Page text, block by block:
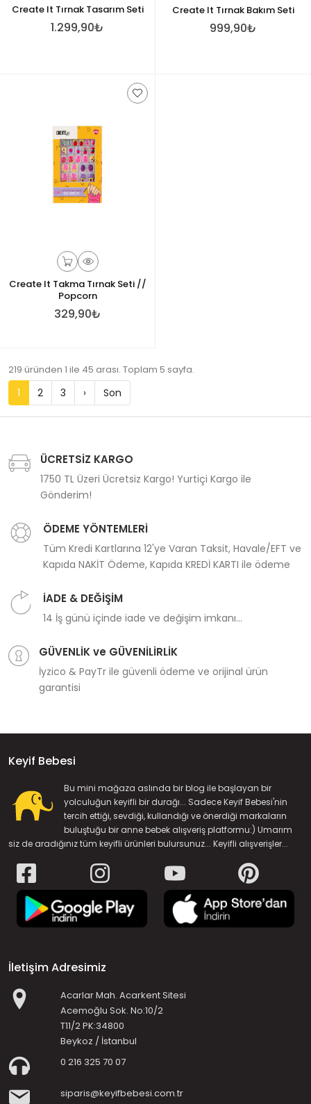
Create It Tırnak Tasarım Seti
1.299,90₺
Create It Tırnak Bakım Seti
999,90₺
Create It Takma Tırnak Seti //
Popcorn
329,90₺
219 üründen 1 ile 45 arası. Toplam 5 sayfa.
1 2 3 › Son
ÜCRETSİZ KARGO
1750 TL Üzeri Ücretsiz Kargo! Yurtiçi Kargo ile
Gönderim!
ÖDEME YÖNTEMLERİ
Tüm Kredi Kartlarına 12'ye Varan Taksit, Havale/EFT ve
Kapıda NAKİT Ödeme, Kapıda KREDİ KARTI ile ödeme
İADE & DEĞİŞİM
14 İş günü içinde iade ve değişim imkanı...
GÜVENLİK ve GÜVENİLİRLİK
İyzico & PayTr ile güvenli ödeme ve orijinal ürün
garantisi
Keyif Bebesi
Bu mini mağaza aslında bir blog ile başlayan bir
yolculuğun keyifli bir durağı... Sadece Keyif Bebesi'nin
tercih ettiği, sevdiği, kullandığı ve önerdiği markaların
buluştuğu bir anne bebek alışveriş platformu:) Umarım
siz de aradığınız tüm keyifli ürünleri bulursunuz... Keyifli alışverişler...
İletişim Adresimiz
Acarlar Mah. Acarkent Sitesi
Acemoğlu Sok. No:10/2
T11/2 PK:34800
Beykoz / İstanbul
0 216 325 70 07
siparis@keyifbebesi.com.tr